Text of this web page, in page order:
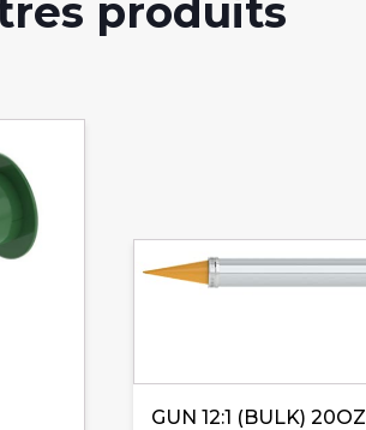
produits
GUN 12:1 (BULK) 20OZ